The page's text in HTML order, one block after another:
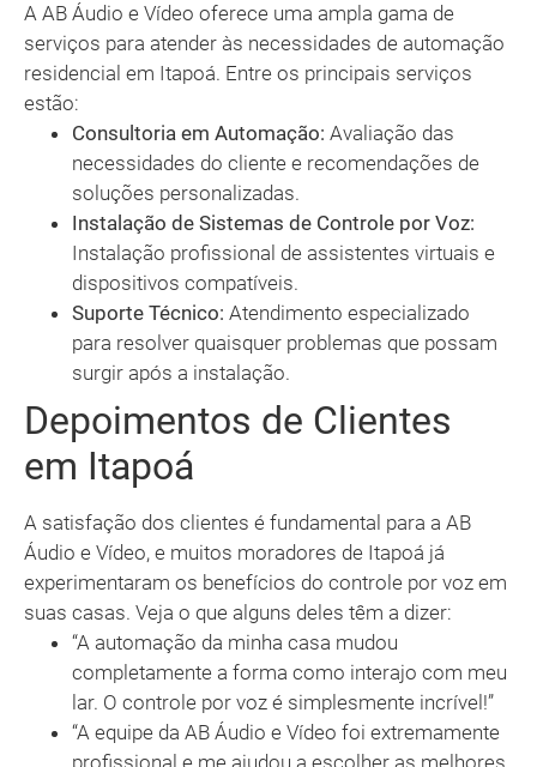
A AB Áudio e Vídeo oferece uma ampla gama de
serviços para atender às necessidades de automação
residencial em Itapoá. Entre os principais serviços
estão:
Consultoria em Automação: Avaliação das
necessidades do cliente e recomendações de
soluções personalizadas.
Instalação de Sistemas de Controle por Voz:
Instalação profissional de assistentes virtuais e
dispositivos compatíveis.
Suporte Técnico: Atendimento especializado
para resolver quaisquer problemas que possam
surgir após a instalação.
Depoimentos de Clientes
em Itapoá
A satisfação dos clientes é fundamental para a AB
Áudio e Vídeo, e muitos moradores de Itapoá já
experimentaram os benefícios do controle por voz em
suas casas. Veja o que alguns deles têm a dizer:
“A automação da minha casa mudou
completamente a forma como interajo com meu
lar. O controle por voz é simplesmente incrível!”
“A equipe da AB Áudio e Vídeo foi extremamente